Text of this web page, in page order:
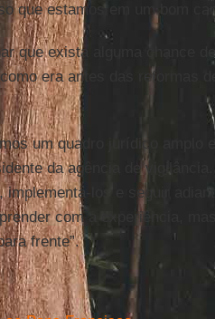
que estamos em um bom
que exista alguma chance de
era antes das reformas de
um quadro jurídico amplo
da agência de
los e seguir
com a experiência,
frente”.